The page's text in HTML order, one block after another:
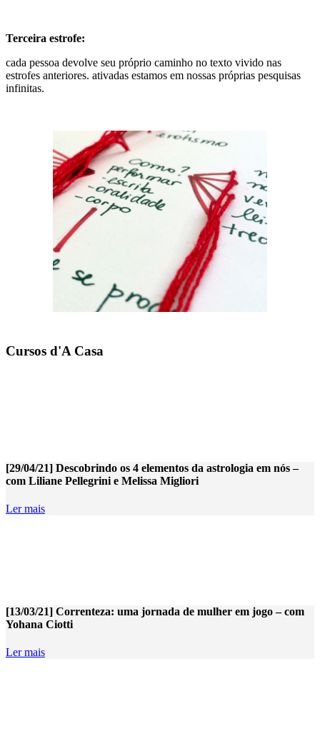
Terceira estrofe:
cada pessoa devolve seu próprio caminho no texto vivido nas
estrofes anteriores. ativadas estamos em nossas próprias pesquisas
infinitas.
Cursos d'A Casa
[29/04/21] Descobrindo os 4 elementos da astrologia em nós –
com Liliane Pellegrini e Melissa Migliori
Ler mais
[13/03/21] Correnteza: uma jornada de mulher em jogo – com
Yohana Ciotti
Ler mais